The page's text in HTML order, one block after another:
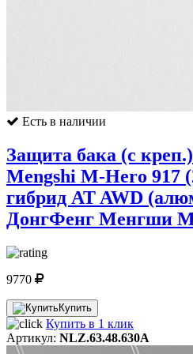
Есть в наличии
Защита бака (с
Mengshi M-Hero 917
гибрид AT AWD
ДонгФенг Менгши
9770
Купить
Купить в 1 клик
Артикул: NLZ.63.48.630A